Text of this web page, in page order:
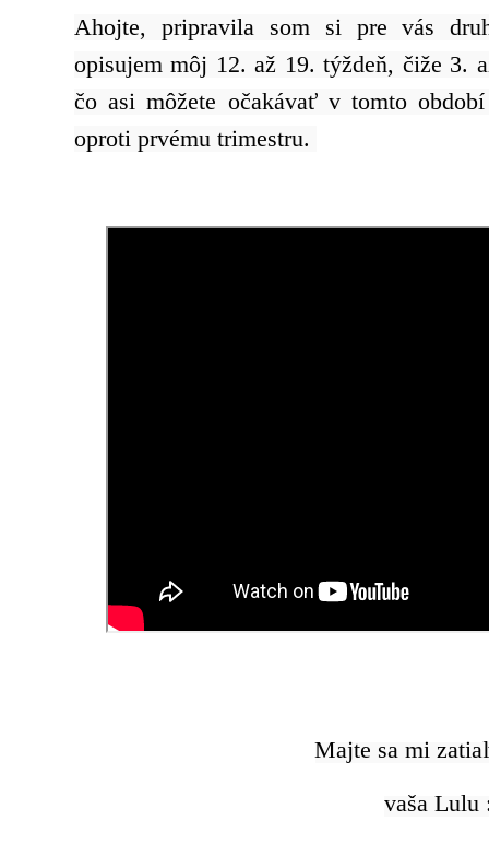
Ahojte, pripravila som si pre vás
opisujem môj 12. až 19. týždeň, čiže 3.
čo asi môžete očakávať v tomto
oproti prvému trimestru.
Majte sa mi
vaša Lulu